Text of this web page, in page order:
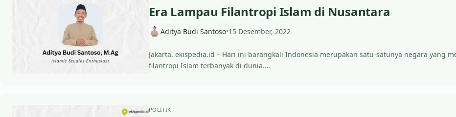
Era Lampau Filantropi Islam di Nusantara
Aditya Budi Santoso•15 Desember, 2022
Jakarta, ekispedia.id – Hari ini barangkali Indonesia merupakan satu-satunya negara yang
filantropi Islam terbanyak di dunia.…
POLITIK